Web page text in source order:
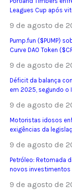
Leagues Cup após
9 de agosto de
Pump.fun ($PUMP)
Curve DAO Token
9 de agosto de
Déficit da balança
em 2025, segundo o
9 de agosto de
Motoristas idosos
exigências da
9 de agosto de
Petróleo: Retomada
novos investimentos
9 de agosto de